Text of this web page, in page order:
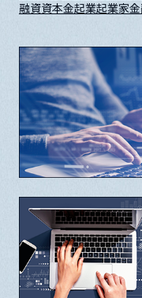
融資資本金起業起業家